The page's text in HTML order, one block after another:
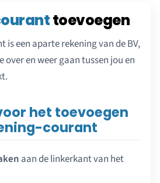
toevoegen
is een aparte rekening van de BV,
en weer gaan tussen jou en
het toevoegen
courant
aan de linkerkant van het